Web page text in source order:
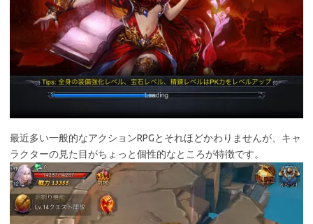
最近多い一般的なアクションRPGとそれほどかわりませんが、キャ
ラクターの見た目がちょっと個性的なところが特徴です。